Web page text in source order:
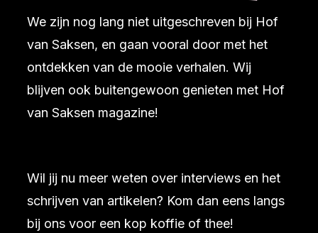
We zijn nog lang niet uitgeschreven bij Hof
van Saksen, en gaan vooral door met het
ontdekken van de mooie verhalen. Wij
blijven ook buitengewoon genieten met Hof
van Saksen magazine!
Wil jij nu meer weten over interviews en het
schrijven van artikelen? Kom dan eens langs
bij ons voor een kop koffie of thee!